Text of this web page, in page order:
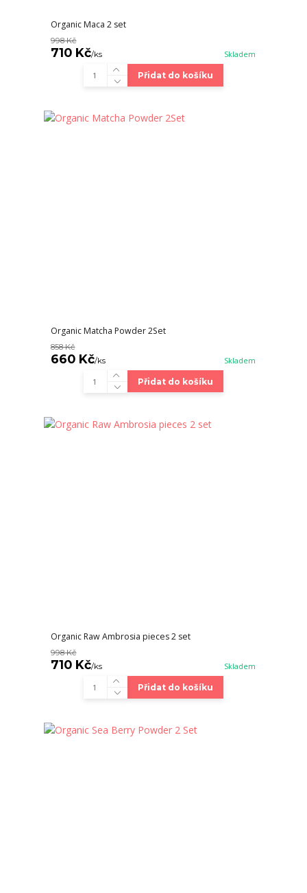
Organic Maca 2 set
998 Kč
710 Kč/ks Skladem
Přidat do košíku
Organic Matcha Powder 2Set
858 Kč
660 Kč/ks Skladem
Přidat do košíku
Organic Raw Ambrosia pieces 2 set
998 Kč
710 Kč/ks Skladem
Přidat do košíku